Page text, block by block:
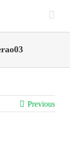
Previous